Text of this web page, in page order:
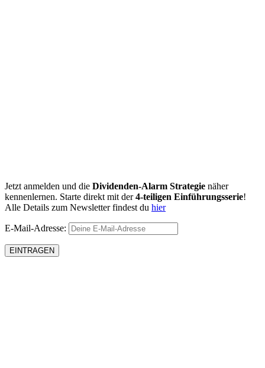
Jetzt anmelden und die Dividenden-Alarm Strategie näher
kennenlernen. Starte direkt mit der4-teiligen Einführungsserie!
Alle Details zum Newsletter findest du hier
E-Mail-Adresse: